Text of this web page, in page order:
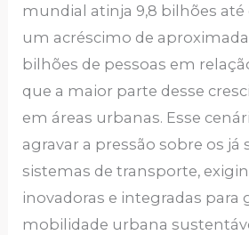
mundial atinja 9,8 bilhões
um acréscimo de
bilhões de pessoas em
que a maior parte desse
em áreas urbanas. Esse
agravar a pressão sobre os já
sistemas de transporte,
inovadoras e integradas para
mobilidade urbana